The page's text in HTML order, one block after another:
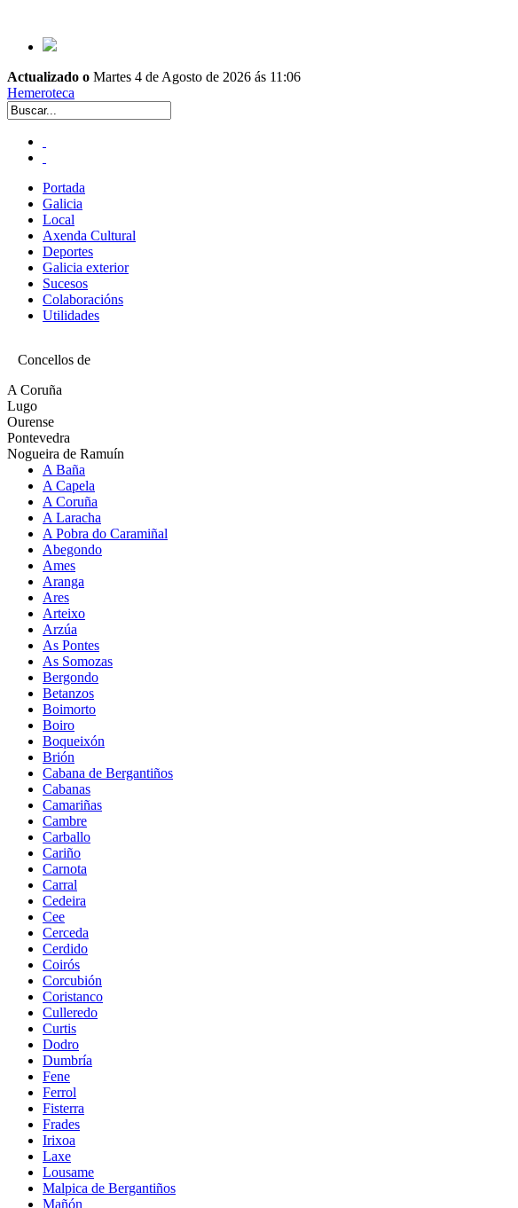
Actualizado o Martes 4 de Agosto de 2026 ás 11:06
Hemeroteca
Portada
Galicia
Local
Axenda Cultural
Deportes
Galicia exterior
Sucesos
Colaboracións
Utilidades
Concellos de
A Coruña
Lugo
Ourense
Pontevedra
Nogueira de Ramuín
A Baña
A Capela
A Coruña
A Laracha
A Pobra do Caramiñal
Abegondo
Ames
Aranga
Ares
Arteixo
Arzúa
As Pontes
As Somozas
Bergondo
Betanzos
Boimorto
Boiro
Boqueixón
Brión
Cabana de Bergantiños
Cabanas
Camariñas
Cambre
Carballo
Cariño
Carnota
Carral
Cedeira
Cee
Cerceda
Cerdido
Coirós
Corcubión
Coristanco
Culleredo
Curtis
Dodro
Dumbría
Fene
Ferrol
Fisterra
Frades
Irixoa
Laxe
Lousame
Malpica de Bergantiños
Mañón